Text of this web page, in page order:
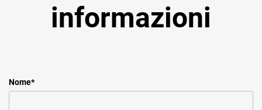
informazioni
Nome*